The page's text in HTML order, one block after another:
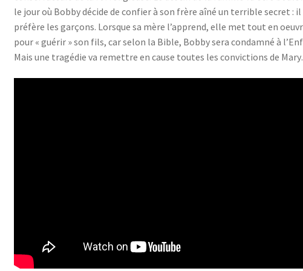
le jour où Bobby décide de confier à son frère aîné un terrible secret : il
préfère les garçons. Lorsque sa mère l’apprend, elle met tout en
pour « guérir » son fils, car selon la Bible, Bobby sera condamné à
Mais une tragédie va remettre en cause toutes les convictions de